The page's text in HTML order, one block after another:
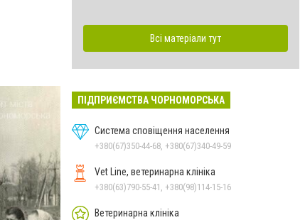
Всі матеріали тут
ПІДПРИЄМСТВА ЧОРНОМОРСЬКА
Система сповіщення населення
+380(67)350-44-68, +380(67)340-49-59
Vet Line, ветеринарна клініка
+380(63)790-55-41, +380(98)114-15-16
Ветеринарна клініка